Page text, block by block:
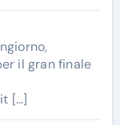
il gran finale
[…]